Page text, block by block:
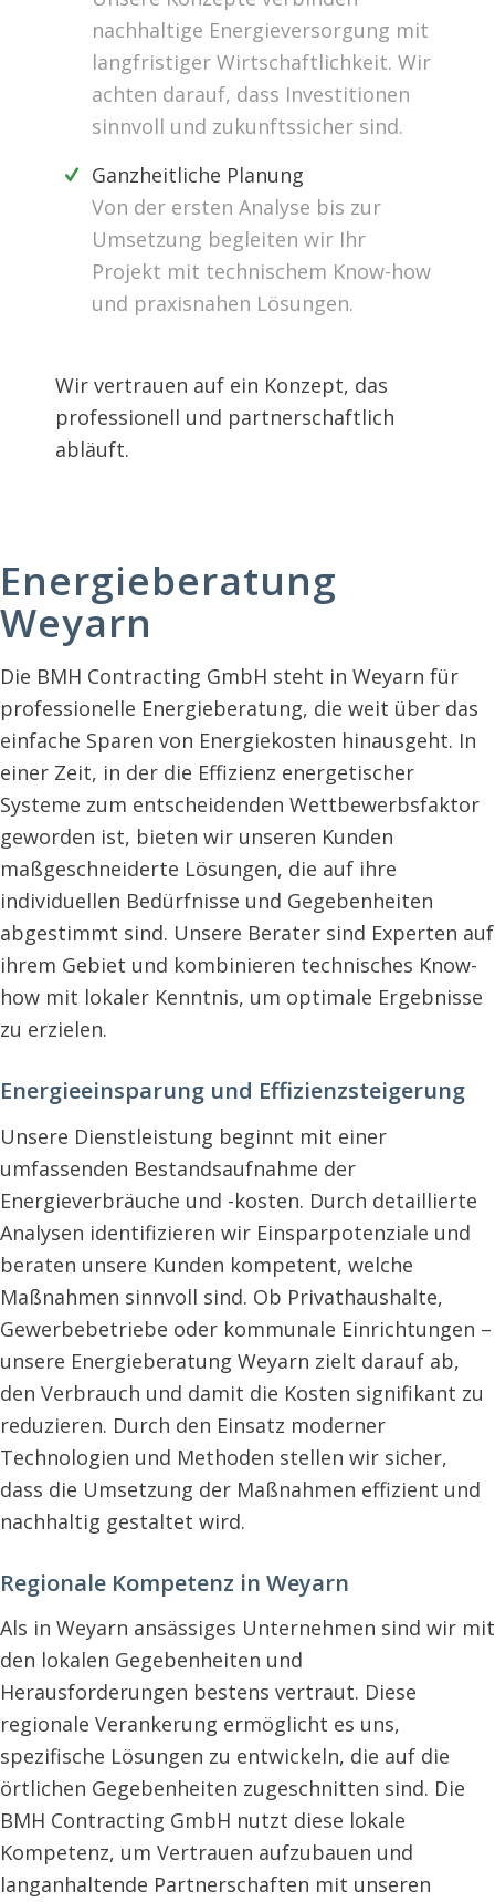
nachhaltige Energieversorgung mit
langfristiger Wirtschaftlichkeit. Wir
achten darauf, dass Investitionen
sinnvoll und zukunftssicher sind.
Ganzheitliche Planung
Von der ersten Analyse bis zur
Umsetzung begleiten wir Ihr
Projekt mit technischem Know-how
und praxisnahen Lösungen.
Wir vertrauen auf ein Konzept, das
professionell und partnerschaftlich
abläuft.
Energieberatung
Weyarn
Die BMH Contracting GmbH steht in Weyarn für
professionelle Energieberatung, die weit über das
einfache Sparen von Energiekosten hinausgeht. In
einer Zeit, in der die Effizienz energetischer
Systeme zum entscheidenden Wettbewerbsfaktor
geworden ist, bieten wir unseren Kunden
maßgeschneiderte Lösungen, die auf ihre
individuellen Bedürfnisse und Gegebenheiten
abgestimmt sind. Unsere Berater sind Experten auf
ihrem Gebiet und kombinieren technisches Know-
how mit lokaler Kenntnis, um optimale Ergebnisse
zu erzielen.
Energieeinsparung und Effizienzsteigerung
Unsere Dienstleistung beginnt mit einer
umfassenden Bestandsaufnahme der
Energieverbräuche und -kosten. Durch detaillierte
Analysen identifizieren wir Einsparpotenziale und
beraten unsere Kunden kompetent, welche
Maßnahmen sinnvoll sind. Ob Privathaushalte,
Gewerbebetriebe oder kommunale Einrichtungen –
unsere Energieberatung Weyarn zielt darauf ab,
den Verbrauch und damit die Kosten signifikant zu
reduzieren. Durch den Einsatz moderner
Technologien und Methoden stellen wir sicher,
dass die Umsetzung der Maßnahmen effizient und
nachhaltig gestaltet wird.
Regionale Kompetenz in Weyarn
Als in Weyarn ansässiges Unternehmen sind wir mit
den lokalen Gegebenheiten und
Herausforderungen bestens vertraut. Diese
regionale Verankerung ermöglicht es uns,
spezifische Lösungen zu entwickeln, die auf die
örtlichen Gegebenheiten zugeschnitten sind. Die
BMH Contracting GmbH nutzt diese lokale
Kompetenz, um Vertrauen aufzubauen und
langanhaltende Partnerschaften mit unseren